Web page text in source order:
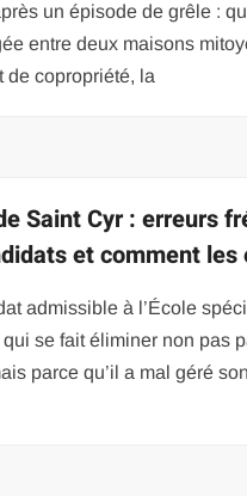
un épisode de grêle :
entre deux maisons
de copropriété, la
Saint Cyr : erreurs
et comment les
admissible à l’École
se fait éliminer non pas
parce qu’il a mal géré